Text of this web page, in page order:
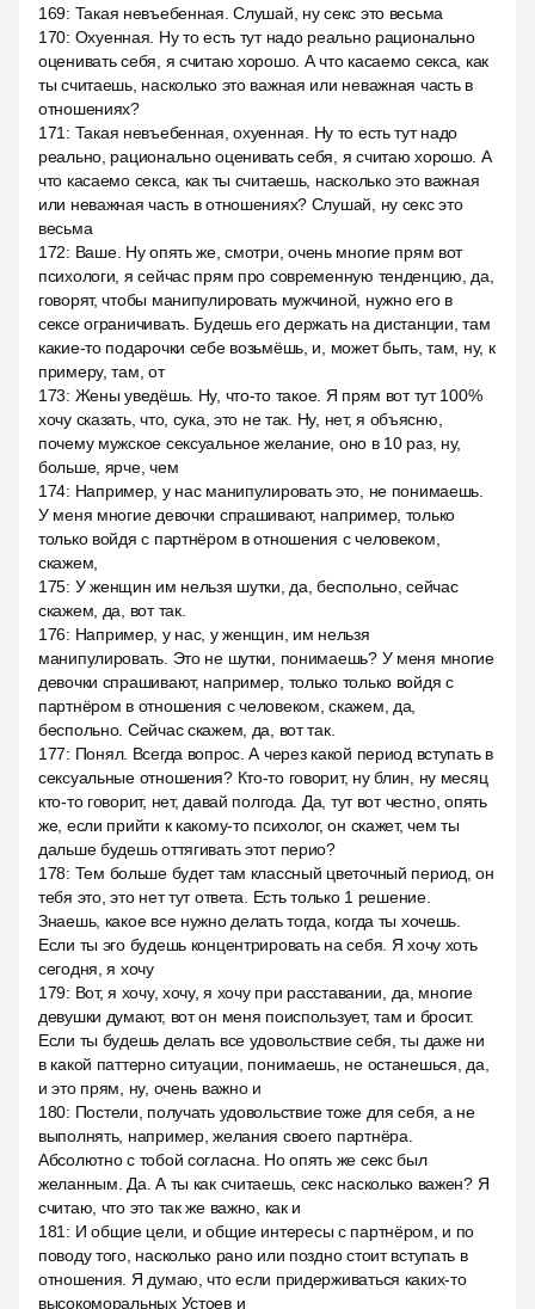
169: Такая невъебенная. Слушай, ну секс это весьма
170: Охуенная. Ну то есть тут надо реально рационально
оценивать себя, я считаю хорошо. А что касаемо секса, как
ты считаешь, насколько это важная или неважная часть в
отношениях?
171 : Такая невъебенная, охуенная. Ну то есть тут надо
реально, рационально оценивать себя, я считаю хорошо. А
что касаемо секса, как ты считаешь, насколько это важная
или неважная часть в отношениях? Слушай, ну секс это
весьма
172: Ваше. Ну опять же, смотри, очень многие прям вот
психологи, я сейчас прям про современную тенденцию, да,
говорят, чтобы манипулировать мужчиной, нужно его в
сексе ограничивать. Будешь его держать на дистанции, там
какие-то подарочки себе возьмёшь, и, может быть, там, ну, к
примеру, там, от
173: Жены уведёшь. Ну, что-то такое. Я прям вот тут 100%
хочу сказать, что, сука, это не так. Ну, нет, я объясню,
почему мужское сексуальное желание, оно в 10 раз, ну,
больше, ярче, чем
174: Например, у нас манипулировать это, не понимаешь.
У меня многие девочки спрашивают, например, только
только войдя с партнёром в отношения с человеком,
скажем,
175: У женщин им нельзя шутки, да, беспольно, сейчас
скажем, да, вот так.
176: Например, у нас, у женщин, им нельзя
манипулировать. Это не шутки, понимаешь? У меня многие
девочки спрашивают, например, только только войдя с
партнёром в отношения с человеком, скажем, да,
беспольно. Сейчас скажем, да, вот так.
177: Понял. Всегда вопрос. А через какой период вступать в
сексуальные отношения? Кто-то говорит, ну блин, ну месяц
кто-то говорит, нет, давай полгода. Да, тут вот честно, опять
же, если прийти к какому-то психолог, он скажет, чем ты
дальше будешь оттягивать этот перио?
178: Тем больше будет там классный цветочный период, он
тебя это, это нет тут ответа. Есть только 1 решение.
Знаешь, какое все нужно делать тогда, когда ты хочешь.
Если ты эго будешь концентрировать на себя. Я хочу хоть
сегодня, я хочу
179: Вот, я хочу, хочу, я хочу при расставании, да, многие
девушки думают, вот он меня поиспользует, там и бросит.
Если ты будешь делать все удовольствие себя, ты даже ни
в какой паттерно ситуации, понимаешь, не останешься, да,
и это прям, ну, очень важно и
180: Постели, получать удовольствие тоже для себя, а не
выполнять, например, желания своего партнёра.
Абсолютно с тобой согласна. Но опять же секс был
желанным. Да. А ты как считаешь, секс насколько важен? Я
считаю, что это так же важно, как и
181 : И общие цели, и общие интересы с партнёром, и по
поводу того, насколько рано или поздно стоит вступать в
отношения. Я думаю, что если придерживаться каких-то
высокоморальных Устоев и